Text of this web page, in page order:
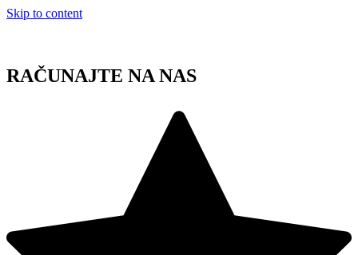
Skip to content
RAČUNAJTE NA NAS